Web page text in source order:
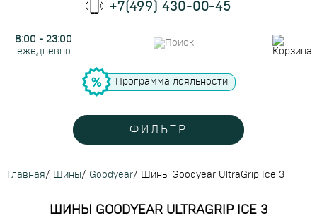
+7(499) 430-00-45
8:00 - 23:00
ежедневно
Программа лояльности
ФИЛЬТР
Главная/ Шины/ Goodyear/ Шины Goodyear UltraGrip Ice 3
ШИНЫ GOODYEAR ULTRAGRIP ICE 3